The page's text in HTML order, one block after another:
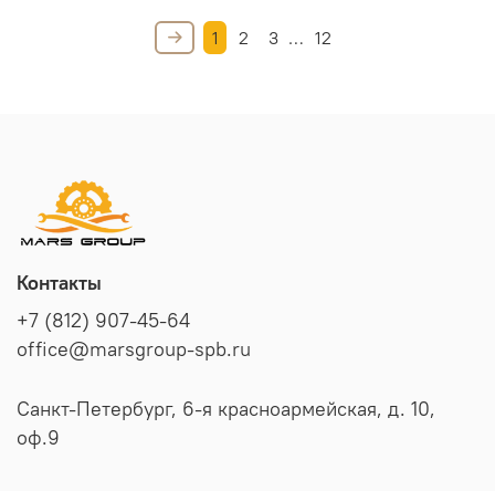
1 2 3 … 12
Контакты
+7 (812) 907-45-64
office@marsgroup-spb.ru
Санкт-Петербург, 6-я красноармейская, д. 10,
оф.9